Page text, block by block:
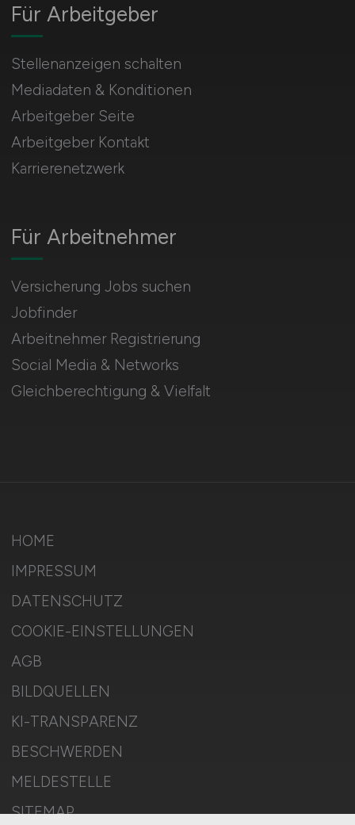
Für Arbeitnehmer
Versicherung Jobs suchen
Jobfinder
Arbeitnehmer Registrierung
Social Media & Networks
Gleichberechtigung & Vielfalt
Für Arbeitgeber
Stellenanzeigen schalten
Mediadaten & Konditionen
Arbeitgeber Seite
Arbeitgeber Kontakt
Karrierenetzwerk
HOME
IMPRESSUM
DATENSCHUTZ
COOKIE-EINSTELLUNGEN
AGB
BILDQUELLEN
KI-TRANSPARENZ
BESCHWERDEN
MELDESTELLE
SITEMAP